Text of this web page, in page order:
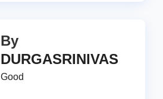
By
DURGASRINIVAS
Good